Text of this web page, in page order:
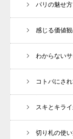
パリの魅せ方
感じる価値
わからない
コトバにさ
スキとキラ
切り札の使